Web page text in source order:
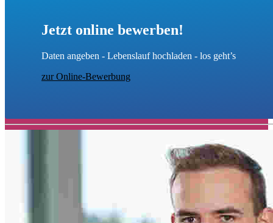
Jetzt online bewerben!
Daten angeben - Lebenslauf hochladen - los geht’s
zur Online-Bewerbung